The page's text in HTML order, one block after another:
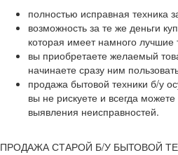
полностью исправная техника
возможность за те же деньги
которая имеет намного лучшие
вы приобретаете желаемый
начинаете сразу ним
продажа бытовой техники б/у
вы не рискуете и всегда
выявления неисправностей.
ПРОДАЖА СТАРОЙ Б/У БЫТОВОЙ